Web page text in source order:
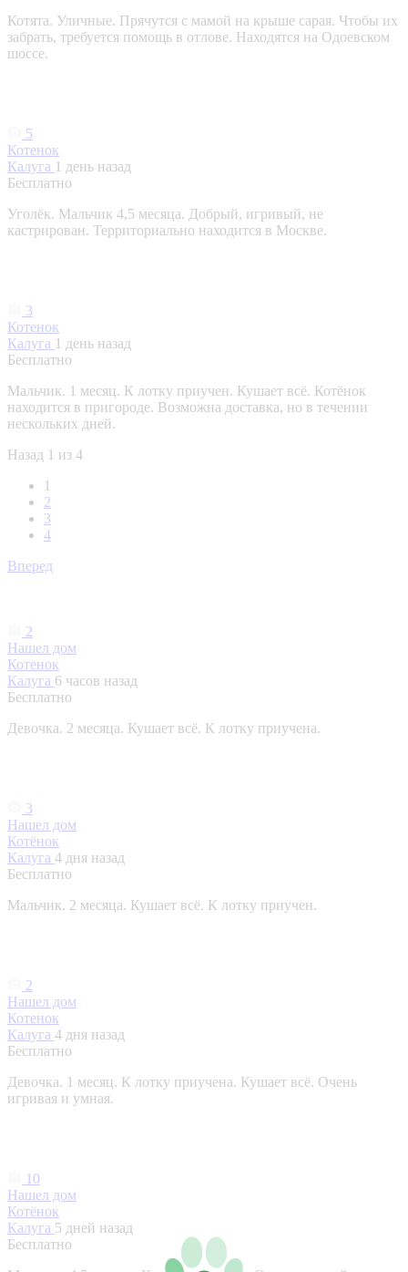
Котята. Уличные. Прячутся с мамой на крыше сарая. Чтобы их
забрать, требуется помощь в отлове. Находятся на Одоевском
шоссе.
5
Котенок
Калуга 1 день назад
Бесплатно
Уголёк. Мальчик 4,5 месяца. Добрый, игривый, не
кастрирован. Территориально находится в Москве.
3
Котенок
Калуга 1 день назад
Бесплатно
Мальчик. 1 месяц. К лотку приучен. Кушает всё. Котёнок
находится в пригороде. Возможна доставка, но в течении
нескольких дней.
Назад 1 из 4
1
2
3
4
Вперед
2
Нашел дом
Котенок
Калуга 6 часов назад
Бесплатно
Девочка. 2 месяца. Кушает всё. К лотку приучена.
3
Нашел дом
Котёнок
Калуга 4 дня назад
Бесплатно
Мальчик. 2 месяца. Кушает всё. К лотку приучен.
2
Нашел дом
Котенок
Калуга 4 дня назад
Бесплатно
Девочка. 1 месяц. К лотку приучена. Кушает всё. Очень
игривая и умная.
10
Нашел дом
Котёнок
Калуга 5 дней назад
Бесплатно